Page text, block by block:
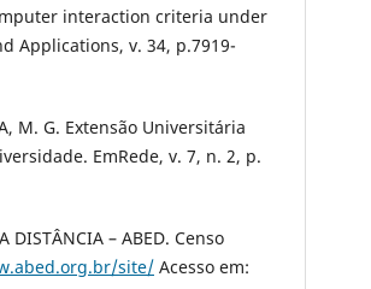
interaction criteria under
Applications, v. 34, p.7919-
M. G. Extensão Universitária
EmRede, v. 7, n. 2, p.
DISTÂNCIA – ABED. Censo
site/ Acesso em: